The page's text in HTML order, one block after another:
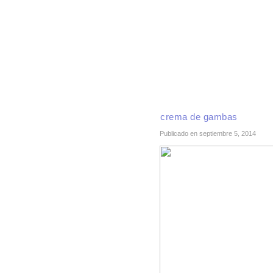
crema de gambas
Publicado en septiembre 5, 2014